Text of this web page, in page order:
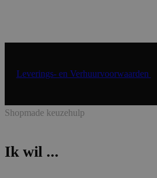
Leverings- en Verhuurvoorwaarden
Shopmade keuzehulp
Ik wil ...